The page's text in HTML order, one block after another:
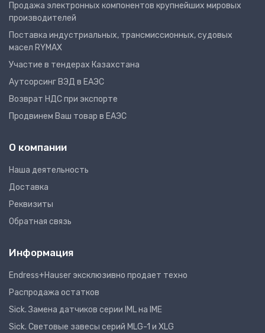
Продажа электронных компонентов крупнейших мировых
производителей
Поставка индустриальных, трансмиссионных, судовых
масел RYMAX
Участие в тендерах Казахстана
Аутсорсинг ВЭД в ЕАЭС
Возврат НДС при экспорте
Продвинем Ваш товар в ЕАЭС
О компании
Наша деятельность
Доставка
Реквизиты
Обратная связь
Информация
Endress+Hauser эксклюзивно продает техно
Распродажа остатков
Sick. Замена датчиков серии IML на IME
Sick. Световые завесы серий MLG-1 и XLG